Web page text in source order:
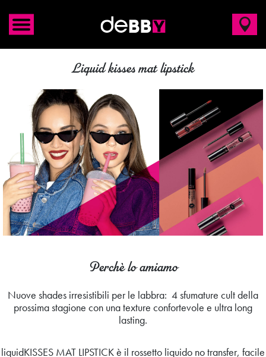
Liquid kisses mat lipstick
Perchè lo amiamo
Nuove shades irresistibili per le labbra: 4 sfumature cult della
prossima stagione con una texture confortevole e ultra long
lasting.
liquidKISSES MAT LIPSTICK è il rossetto liquido no transfer, facile